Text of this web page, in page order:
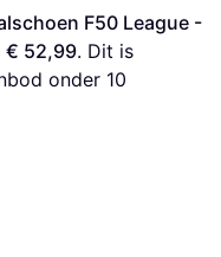
F50 League -
€ 52,99. Dit is
onder 10